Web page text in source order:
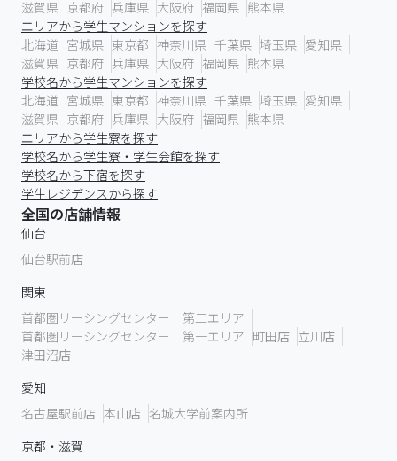
滋賀県 京都府 兵庫県 大阪府 福岡県 熊本県
エリアから学生マンションを探す
北海道 宮城県 東京都 神奈川県 千葉県 埼玉県 愛知県
滋賀県 京都府 兵庫県 大阪府 福岡県 熊本県
学校名から学生マンションを探す
北海道 宮城県 東京都 神奈川県 千葉県 埼玉県 愛知県
滋賀県 京都府 兵庫県 大阪府 福岡県 熊本県
エリアから学生寮を探す
学校名から学生寮・学生会館を探す
学校名から下宿を探す
学生レジデンスから探す
全国の店舗情報
仙台
仙台駅前店
関東
首都圏リーシングセンター 第二エリア
首都圏リーシングセンター 第一エリア 町田店 立川店
津田沼店
愛知
名古屋駅前店 本山店 名城大学前案内所
京都・滋賀